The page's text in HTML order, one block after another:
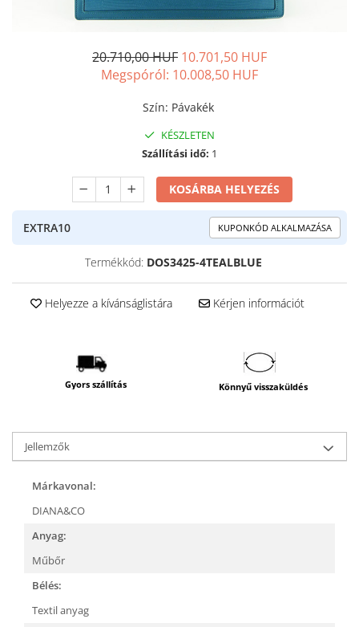
20.710,00 HUF 10.701,50 HUF
Megspóról: 10.008,50 HUF
Szín: Pávakék
KÉSZLETEN
Szállítási idő: 1
KOSÁRBA HELYEZÉS
EXTRA10 KUPONKÓD ALKALMAZÁSA
Termékkód: DOS3425-4TEALBLUE
Helyezze a kívánságlistára Kérjen információt
Gyors szállítás Könnyű visszaküldés
Jellemzők
Márkavonal:
DIANA&CO
Anyag:
Műbőr
Bélés:
Textil anyag